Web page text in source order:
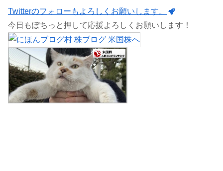
Twitterのフォローもよろしくお願いします。
今日もぽちっと押して応援よろしくお願いします！